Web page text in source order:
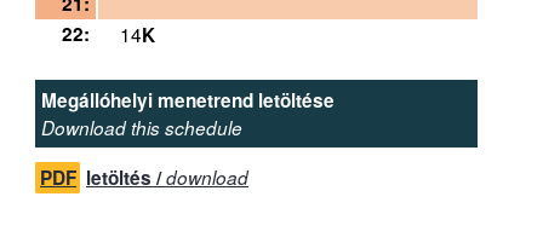
22:
14K
Megállóhelyi menetrend letöltése
Download this schedule
PDF letöltés /download